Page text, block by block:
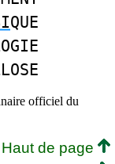
QUE
officiel du
Haut de page